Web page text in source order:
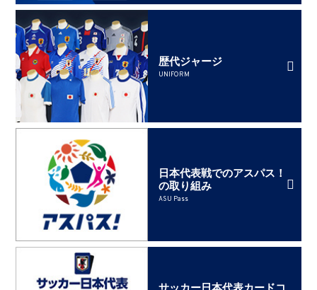
歴代ジャージ
UNIFORM
日本代表戦でのアスパス！
の取り組み
ASU Pass